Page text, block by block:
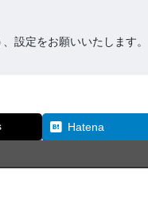
設定をお願いいたします。
Hatena